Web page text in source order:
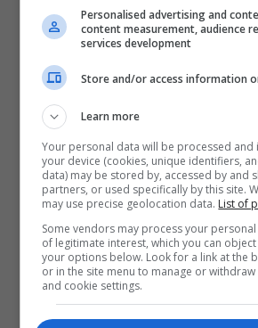
Personalised advertising and
content measurement, audience
services development
Store and/or access information
Learn more
Your personal data will be processed
your device (cookies, unique identifiers,
data) may be stored by, accessed by and
partners, or used specifically by this site.
may use precise geolocation data. List of
Some vendors may process your
of legitimate interest, which you can
your options below. Look for a link at the
or in the site menu to manage or
and cookie settings.